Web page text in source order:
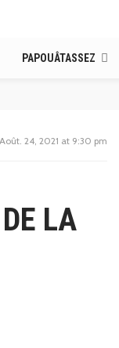
PAPOUÂTASSEZ
Août. 24, 2021 at 9:30 pm
LA